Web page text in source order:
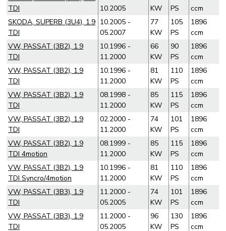
TDI
10.2005
KW
PS
ccm
SKODA, SUPERB (3U4), 1.9
TDI
10.2005 -
05.2007
77
KW
105
PS
1896
ccm
VW, PASSAT (3B2), 1.9
TDI
10.1996 -
11.2000
66
KW
90
PS
1896
ccm
VW, PASSAT (3B2), 1.9
TDI
10.1996 -
11.2000
81
KW
110
PS
1896
ccm
VW, PASSAT (3B2), 1.9
TDI
08.1998 -
11.2000
85
KW
115
PS
1896
ccm
VW, PASSAT (3B2), 1.9
TDI
02.2000 -
11.2000
74
KW
101
PS
1896
ccm
VW, PASSAT (3B2), 1.9
TDI 4motion
08.1999 -
11.2000
85
KW
115
PS
1896
ccm
VW, PASSAT (3B2), 1.9
TDI Syncro/4motion
10.1996 -
11.2000
81
KW
110
PS
1896
ccm
VW, PASSAT (3B3), 1.9
TDI
11.2000 -
05.2005
74
KW
101
PS
1896
ccm
VW, PASSAT (3B3), 1.9
TDI
11.2000 -
05.2005
96
KW
130
PS
1896
ccm